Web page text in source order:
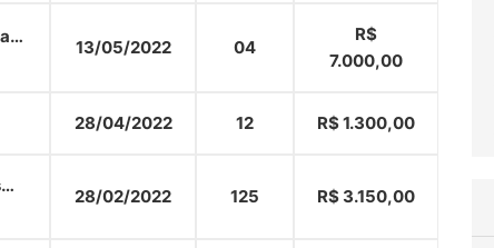
13/05/2022 04
R$
7.000,00
28/04/2022 12 R$ 1.300,00
28/02/2022 125 R$ 3.150,00